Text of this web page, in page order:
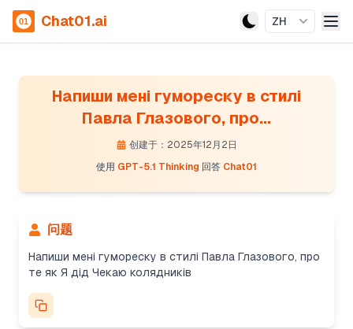
Chat01.ai ZH
Напиши мені гумореску в стилі
Павла Глазового, про...
创建于：2025年12月2日
使用 GPT-5.1 Thinking 回答 Chat01
问题
Напиши мені гумореску в стилі Павла Глазового, про
те як Я дід Чекаю колядників